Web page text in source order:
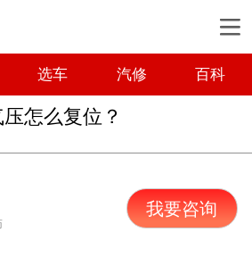
选车 汽修 百科
怎么复位？
我要咨询